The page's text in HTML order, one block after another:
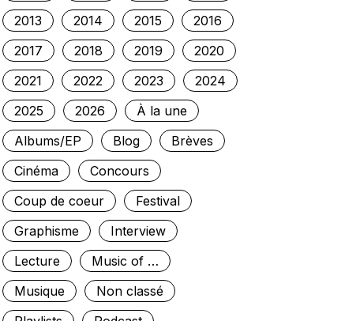
2013
2014 2015
2016
2017
2018 2019
2020
2021
2022 2023
2024
2025
2026
À la une
Albums/EP
Blog
Brèves
Cinéma
Concours
Coup de coeur
Festival
Graphisme
Interview
Lecture
Music of …
Musique
Non classé